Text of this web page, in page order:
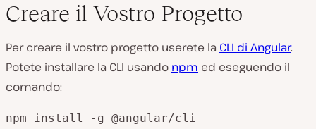
Creare il Vostro Progetto
Per creare il vostro progetto userete la CLI di Angular.
Potete installare la CLI usando npm ed eseguendo il
comando:
npm install -g @angular/cli